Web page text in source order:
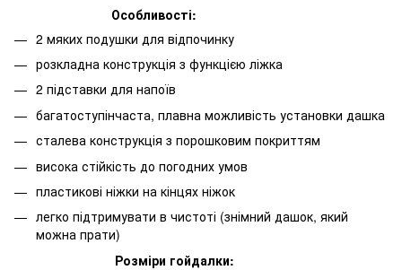
Особливості:
2 мяких подушки для відпочинку
розкладна конструкція з функцією ліжка
2 підставки для напоїв
багатоступінчаста, плавна можливість установки дашка
сталева конструкція з порошковим покриттям
висока стійкість до погодних умов
пластикові ніжки на кінцях ніжок
легко підтримувати в чистоті (знімний дашок, який
можна прати)
Розміри гойдалки: